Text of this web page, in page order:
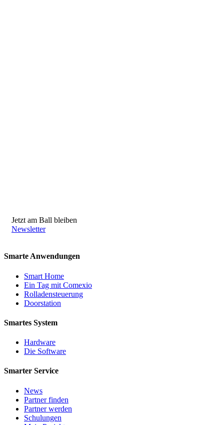
Jetzt am Ball bleiben
Newsletter
Smarte Anwendungen
Smart Home
Ein Tag mit Comexio
Rolladensteuerung
Doorstation
Smartes System
Hardware
Die Software
Smarter Service
News
Partner finden
Partner werden
Schulungen